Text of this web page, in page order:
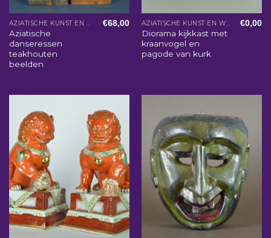
Aziatische
danseressen
teakhouten
beelden
€68,00
Diorama kijkkast met
kraanvogel en
pagode van kurk
€0,00